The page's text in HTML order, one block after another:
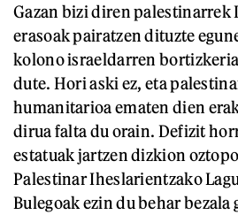
Gazan bizi diren palestinarrek
erasoak pairatzen dituzte
kolono israeldarren
dute. Hori aski ez, eta
humanitarioa ematen dien
dirua falta du orain. Defizit
estatuak jartzen dizkion
Palestinar Iheslarientzako
Bulegoak ezin du behar bezala